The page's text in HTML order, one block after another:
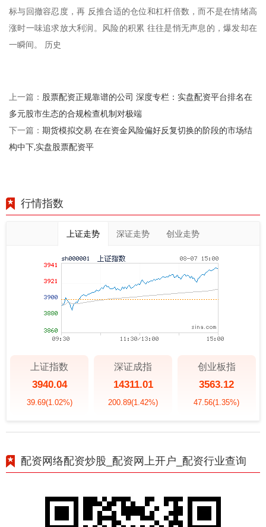
标与回撤容忍度，再 反推合适的仓位和杠杆倍数，而不是在情绪高
涨时一味追求放大利润。风险的积累 往往是悄无声息的，爆发却在
一瞬间。 历史
上一篇： 股票配资正规靠谱的公司 深度专栏：实盘配资平台排名在
多元股市生态的合规检查机制对极端
下一篇： 期货模拟交易 在在资金风险偏好反复切换的阶段的市场结
构中下,实盘股票配资平
行情指数
上证走势 深证走势 创业走势
上证指数
3940.04
39.69(1.02%)
深证成指
14311.01
200.89(1.42%)
创业板指
3563.12
47.56(1.35%)
配资网络配资炒股_配资网上开户_配资行业查询